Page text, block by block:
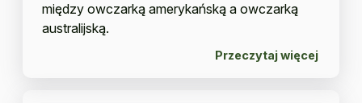
między owczarką amerykańską a owczarką
australijską.
Przeczytaj więcej